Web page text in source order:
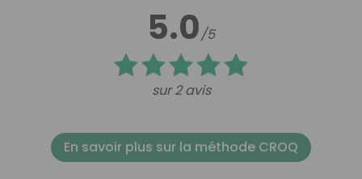
5.0/5
sur 2 avis
En savoir plus sur la méthode CROQ